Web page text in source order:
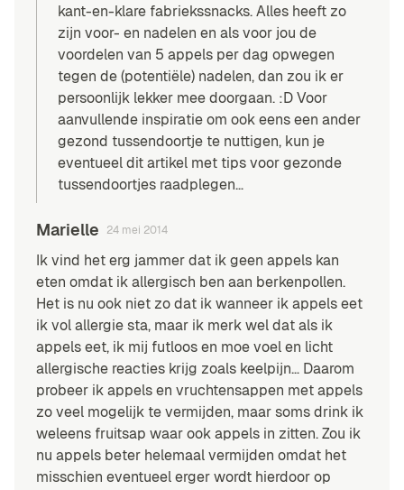
kant-en-klare fabriekssnacks. Alles heeft zo
zijn voor- en nadelen en als voor jou de
voordelen van 5 appels per dag opwegen
tegen de (potentiële) nadelen, dan zou ik er
persoonlijk lekker mee doorgaan. :D Voor
aanvullende inspiratie om ook eens een ander
gezond tussendoortje te nuttigen, kun je
eventueeldit artikel met tips voor gezonde
tussendoortjes raadplegen…
Marielle 24 mei 2014
Ik vind het erg jammer dat ik geen appels kan
eten omdat ik allergisch ben aan berkenpollen.
Het is nu ook niet zo dat ik wanneer ik appels eet
ik vol allergie sta, maar ik merk wel dat als ik
appels eet, ik mij futloos en moe voel en licht
allergische reacties krijg zoals keelpijn… Daarom
probeer ik appels en vruchtensappen met appels
zo veel mogelijk te vermijden, maar soms drink ik
weleens fruitsap waar ook appels in zitten. Zou ik
nu appels beter helemaal vermijden omdat het
misschien eventueel erger wordt hierdoor op